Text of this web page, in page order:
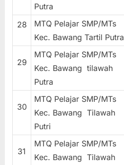
Putra
28
MTQ Pelajar SMP/MTs
Kec. Bawang Tartil Putra
29
MTQ Pelajar SMP/MTs
Kec. Bawang tilawah
Putra
30
MTQ Pelajar SMP/MTs
Kec. Bawang Tilawah
Putri
31
MTQ Pelajar SMP/MTs
Kec. Bawang Tilawah